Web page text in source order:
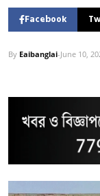
Facebook
By Eaibanglai-June 10,